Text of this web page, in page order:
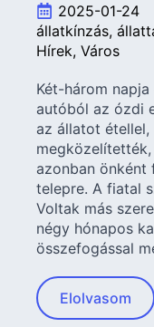
2025-01-24
állatkínzás
Hírek Város
Két-három
autóból az ózdi
az állatot
azonban önként
telepre. A fiatal
Voltak más
négy hónapos
összefogással
Elolvasom